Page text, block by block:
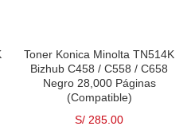
Toner Konica Minolta TN514K
Bizhub C458 / C558 / C658
Negro 28,000 Páginas
(Compatible)
S/ 285.00